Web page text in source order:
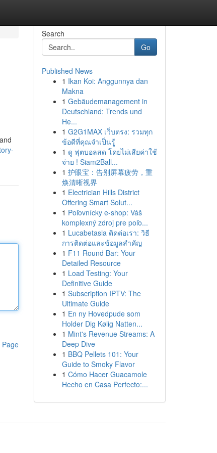
Page
Search
Go
Published News
1 Ikan Koi: Anggunnya dan
Makna
1 Gebäudemanagement in
Deutschland: Trends und
He...
1 G2G1MAX เว็บตรง: รวมทุก
ข้อดีที่คุณจำเป็นรู้
1 ดู ฟุตบอลสด โดยไม่เสียค่าใช้
จ่าย ! Siam2Ball...
1 护眼宝：告别屏幕疲劳，重
焕清晰视界
1 Electrician Hills District
Offering Smart Solut...
1 Poľovnícky e-shop: Váš
komplexný zdroj pre poľo...
1 Lucabetasia ติดต่อเรา: วิธี
การติดต่อและข้อมูลสำคัญ
1 F11 Round Bar: Your
Detailed Resource
1 Load Testing: Your
Definitive Guide
1 Subscription IPTV: The
Ultimate Guide
1 En ny Hovedpude som
Holder Dig Kølig Natten...
1 Mint's Revenue Streams: A
Deep Dive
1 BBQ Pellets 101: Your
Guide to Smoky Flavor
1 Cómo Hacer Guacamole
Hecho en Casa Perfecto:...